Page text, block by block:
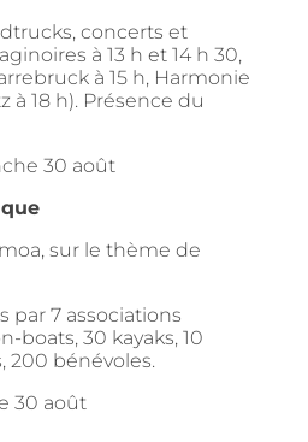
concerts et
à 13 h et 14 h 30,
à 15 h, Harmonie
à 18 h). Présence du
30 août
sur le thème de
par 7 associations
boats, 30 kayaks, 10
200 bénévoles.
30 août